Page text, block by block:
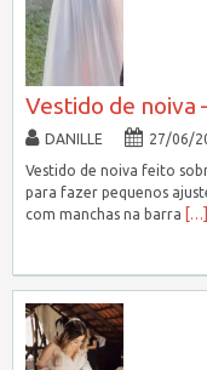
Vestido de noiva
DANILLE 27/06/
Vestido de noiva feito
para fazer pequenos
com manchas na barra
[…]